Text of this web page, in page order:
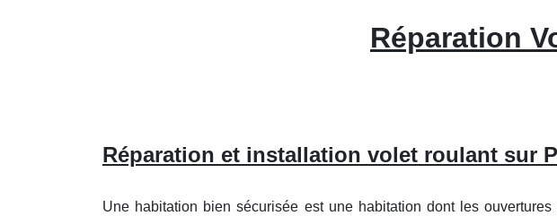
Réparation
Réparation et installation volet roulant sur
Une habitation bien sécurisée est une habitation dont les